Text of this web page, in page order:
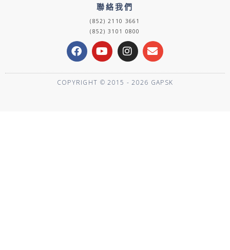
聯絡我們
(852) 2110 3661
(852) 3101 0800
F
a
c
e
b
Y
o
u
t
u
I
n
s
t
a
E
n
v
e
l
COPYRIGHT © 2015 - 2026 GAPSK